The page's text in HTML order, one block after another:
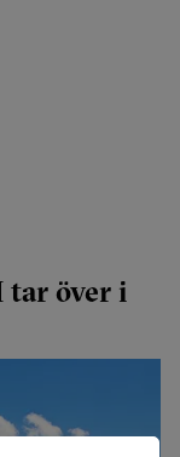
tar över i